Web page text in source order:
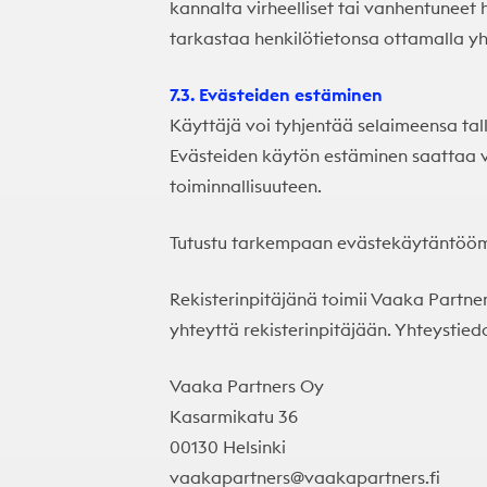
kannalta virheelliset tai
tarkastaa henkilötietonsa ottamalla
7.3. Evästeiden estäminen
Käyttäjä voi tyhjentää selaimeensa
Evästeiden käytön estäminen
toiminnallisuuteen.
Tutustu tarkempaan
Rekisterinpitäjänä toimii Vaaka
yhteyttä rekisterinpitäjään.
Vaaka Partners Oy
Kasarmikatu 36
00130 Helsinki
vaakapartners@vaakapartners.fi